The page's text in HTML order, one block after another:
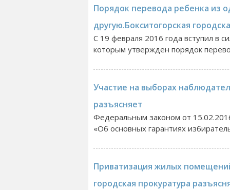
Порядок перевода ребенка из
другую.Бокситогорская
С 19 февраля 2016 года вступил в
которым утвержден порядок
Участие на выборах
разъясняет
Федеральным законом от
«Об основных гарантиях
Приватизация жилых
городская прокуратура